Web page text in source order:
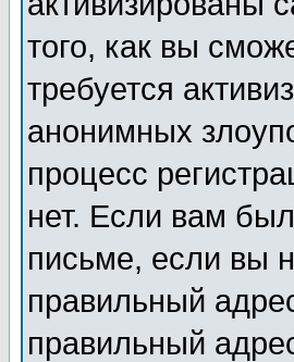
того, как вы
требуется
анонимных
процесс
нет. Если вам
письме, если вы
правильный
правильный